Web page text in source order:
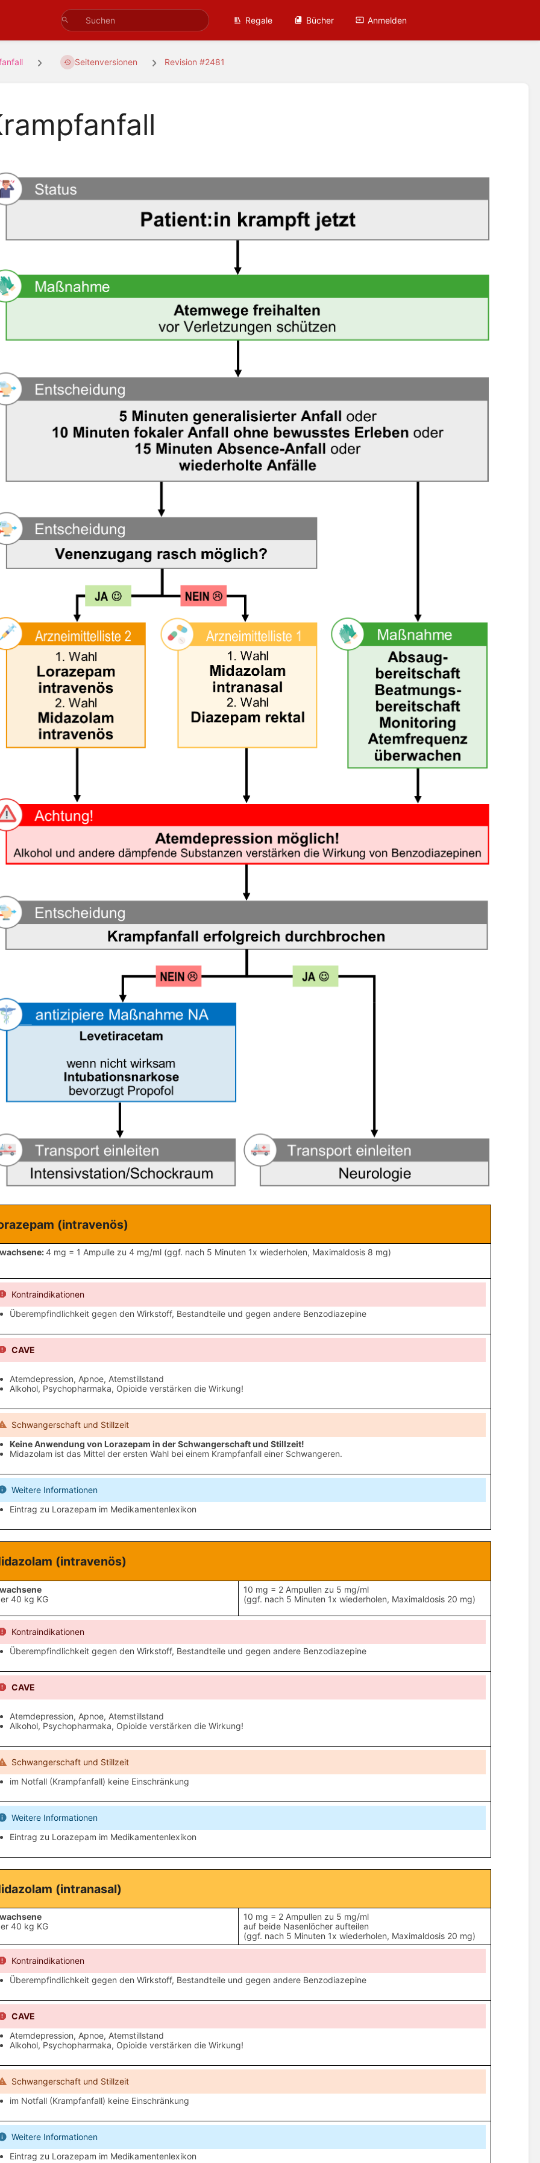
Regale Bücher Anmelden
Seitenversionen Revision #2481
(intravenös)
4 mg = 1 Ampulle zu 4 mg/ml (ggf. nach 5 Minuten 1x wiederholen, Maximaldosis 8 mg)
Kontraindikationen
Überempfindlichkeit gegen den Wirkstoff, Bestandteile und gegen andere Benzodiazepine
CAVE
Atemdepression, Apnoe, Atemstillstand
Alkohol, Psychopharmaka, Opioide verstärken die Wirkung!
Schwangerschaft und Stillzeit
Keine Anwendung von Lorazepam in der Schwangerschaft und Stillzeit!
Midazolam ist das Mittel der ersten Wahl bei einem Krampfanfall einer Schwangeren.
Weitere Informationen
Eintrag zu Lorazepam im Medikamentenlexikon
(intravenös)
40 kg KG
10 mg = 2 Ampullen zu 5 mg/ml
(ggf. nach 5 Minuten 1x wiederholen, Maximaldosis 20 mg)
Kontraindikationen
Überempfindlichkeit gegen den Wirkstoff, Bestandteile und gegen andere Benzodiazepine
CAVE
Atemdepression, Apnoe, Atemstillstand
Alkohol, Psychopharmaka, Opioide verstärken die Wirkung!
Schwangerschaft und Stillzeit
im Notfall (Krampfanfall) keine Einschränkung
Weitere Informationen
Eintrag zu Lorazepam im Medikamentenlexikon
(intranasal)
40 kg KG
10 mg = 2 Ampullen zu 5 mg/ml
auf beide Nasenlöcher aufteilen
(ggf. nach 5 Minuten 1x wiederholen, Maximaldosis 20 mg)
Kontraindikationen
Überempfindlichkeit gegen den Wirkstoff, Bestandteile und gegen andere Benzodiazepine
CAVE
Atemdepression, Apnoe, Atemstillstand
Alkohol, Psychopharmaka, Opioide verstärken die Wirkung!
Schwangerschaft und Stillzeit
im Notfall (Krampfanfall) keine Einschränkung
Weitere Informationen
Eintrag zu Lorazepam im Medikamentenlexikon